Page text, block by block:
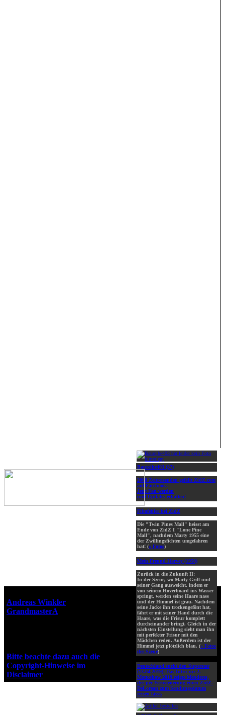
Baureihe403 (37)
2000 Zeitreisenden gefällt ZidZ.com
auf Facebook!
Jetzt Fan werden
und Updates erhalten!
Filmfehler bei ZidZ
Die "Twin Pines Mall" heisst am
Ende von ZidZ I "Lone Pine
Mall", nachdem Marty 1955 eine
der Zwillingsfichten umgefahren
hat! (» Fotos)
Mein Freund Harvey (1950)
Zurück in die Zukunft II:
In der Szene, wo Marty Griff und
seiner Gang ausweicht, indem er
von seinem Hoverboard ins Wasser
springt, werden seine Haare nass
und der Himmel ist grau. Nachdem
seine Jacke ihn trockengefönt hat,
fährt er mit seiner Hand durch die
Haare, was die Frisur komplett
durcheinander bringt. Gleich in der
nächsten Einstellung sieht man ihn
mit perfekter Frisur mit den
Mädchen reden. Außerdem ist der
Himmel jetzt plötzlich blau. (» Fotos
der Szene)
Deutschland sucht den Superstar
(13.04.2019): Das Intro zur 2.
Mottoshow 2019 zeigte Menderes,
der per Fernsteuerung einen ZidZ-
DeLorean zum Sendungsdatum
reisen lässt.
Andreas Winkler
GrandmasterA
Bitte beachte dazu auch die
Copyright-Hinweise im
Disclaimer